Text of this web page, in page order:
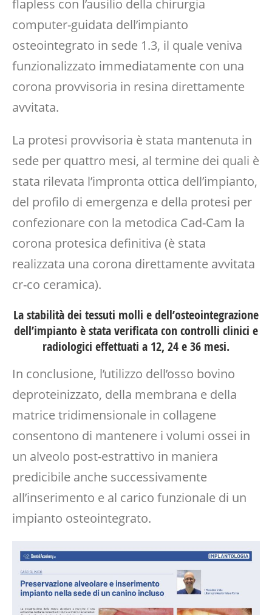
flapless con l’ausilio della chirurgia
computer-guidata dell’impianto
osteointegrato in sede 1.3, il quale veniva
funzionalizzato immediatamente con una
corona provvisoria in resina direttamente
avvitata.
La protesi provvisoria è stata mantenuta in
sede per quattro mesi, al termine dei quali è
stata rilevata l’impronta ottica dell’impianto,
del profilo di emergenza e della protesi per
confezionare con la metodica Cad-Cam la
corona protesica definitiva (è stata
realizzata una corona direttamente avvitata
cr-co ceramica).
La stabilità dei tessuti molli e dell’osteointegrazione
dell’impianto è stata verificata con controlli clinici e
radiologici effettuati a 12, 24 e 36 mesi.
In conclusione, l’utilizzo dell’osso bovino
deproteinizzato, della membrana e della
matrice tridimensionale in collagene
consentono di mantenere i volumi ossei in
un alveolo post-estrattivo in maniera
predicibile anche successivamente
all’inserimento e al carico funzionale di un
impianto osteointegrato.